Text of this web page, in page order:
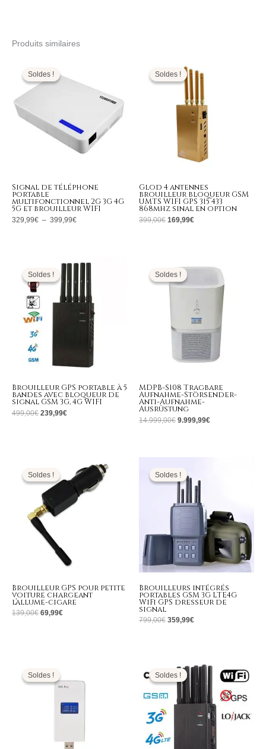
Produits similaires
Soldes !
Soldes !
Signal de téléphone
portable
multifonctionnel 2G 3G 4G
5G et brouilleur WIFI
329,99€ – 399,99€
à
399,99€
Soldes !
Soldes !
Glod 4 antennes
brouilleur bloqueur GSM
UMTS WIFI GPS 315 433
868mhz sinal en option
399,00€
initial
était :
399,00€.
169,99€
actuel
est :
169,99€.
Soldes !
Soldes !
Brouilleur GPS portable à 5
bandes avec bloqueur de
signal GSM 3G, 4G WIFI
499,00€
initial
était :
499,00€.
239,99€
prix
est :
239,99€.
Soldes !
Soldes !
MDPB-S108 Tragbare
Aufnahme-Störsender-
Anti-Aufnahme-
Ausrüstung
14.999,00€
prix
initial
était :
14.999,00€.
9.999,99€
prix
actuel
9.999,99€.
Soldes !
Soldes !
Brouilleur GPS pour petite
voiture chargeant
l’allume-cigare
139,00€
initial
était :
139,00€.
69,99€
actuel
est :
69,99€.
Soldes !
Soldes !
Brouilleurs intégrés
portables GSM 3G LTE4G
WiFi GPS dresseur de
signal
799,00€
initial
était :
799,00€.
359,99€
est :
359,99€.
Soldes !
Soldes !
initial
était :
159,00€.
est :
79,99€.
Soldes !
Soldes !
prix
initial
était :
499,00€.
prix
actuel
est :
199,99€.